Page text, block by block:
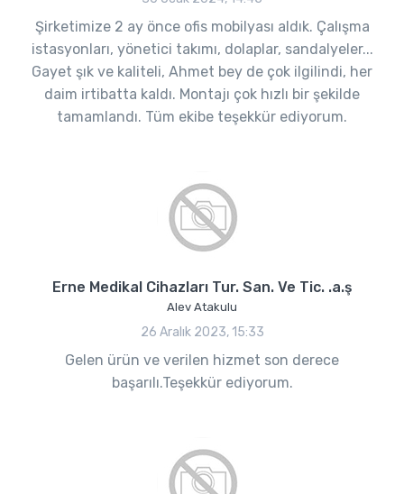
Şirketimize 2 ay önce ofis mobilyası aldık. Çalışma
istasyonları, yönetici takımı, dolaplar, sandalyeler...
Gayet şık ve kaliteli, Ahmet bey de çok ilgilindi, her
daim irtibatta kaldı. Montajı çok hızlı bir şekilde
tamamlandı. Tüm ekibe teşekkür ediyorum.
Erne Medikal Cihazları Tur. San. Ve Tic. .a.ş
Alev Atakulu
26 Aralık 2023, 15:33
Gelen ürün ve verilen hizmet son derece
başarılı.Teşekkür ediyorum.